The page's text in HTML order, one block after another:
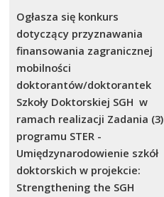
Ogłasza się konkurs
dotyczący przyznawania
finansowania zagranicznej
mobilności
doktorantów/doktorantek
Szkoły Doktorskiej SGH w
ramach realizacji Zadania (3)
programu STER -
Umiędzynarodowienie szkół
doktorskich w projekcie:
Strengthening the SGH